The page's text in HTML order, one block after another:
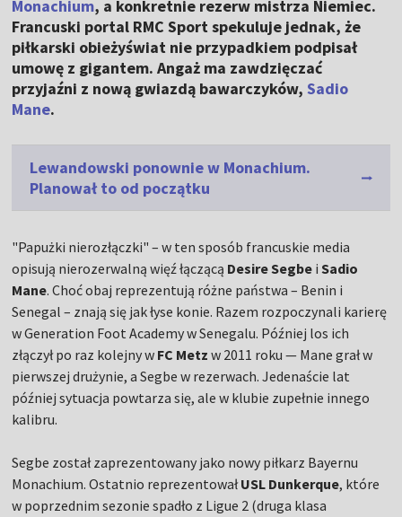
Monachium, a konkretnie rezerw mistrza Niemiec.
Francuski portal RMC Sport spekuluje jednak, że
piłkarski obieżyświat nie przypadkiem podpisał
umowę z gigantem. Angaż ma zawdzięczać
przyjaźni z nową gwiazdą bawarczyków,Sadio
Mane.
Lewandowski ponownie w Monachium.
Planował to od początku
"Papużki nierozłączki" – w ten sposób francuskie media
opisują nierozerwalną więź łączącą Desire Segbe iSadio
Mane. Choć obaj reprezentują różne państwa – Benin i
Senegal – znają się jak łyse konie. Razem rozpoczynali karierę
w Generation Foot Academy w Senegalu. Później los ich
złączył po raz kolejny w FC Metz w 2011 roku — Mane grał w
pierwszej drużynie, a Segbe w rezerwach. Jedenaście lat
później sytuacja powtarza się, ale w klubie zupełnie innego
kalibru.
Segbe został zaprezentowany jako nowy piłkarz Bayernu
Monachium. Ostatnio reprezentowałUSL Dunkerque, które
w poprzednim sezonie spadło z Ligue 2 (druga klasa